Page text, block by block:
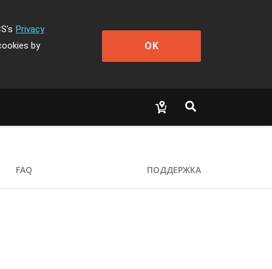
Privacy
by
OK
FAQ ПОДДЕРЖКА